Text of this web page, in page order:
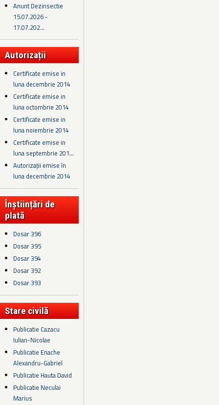
Anunt Dezinsectie
15.07.2026 -
17.07.202...
Autorizații
Certificate emise in
luna decembrie 2014
Certificate emise in
luna octombrie 2014
Certificate emise in
luna noiembrie 2014
Certificate emise in
luna septembrie 201...
Autorizații emise în
luna decembrie 2014
Înștiințări de
plată
Dosar 396
Dosar 395
Dosar 394
Dosar 392
Dosar 393
Stare civilă
Publicatie Cazacu
Iulian-Nicolae
Publicatie Enache
Alexandru-Gabriel
Publicatie Hauta David
Publicatie Neculai
Marius